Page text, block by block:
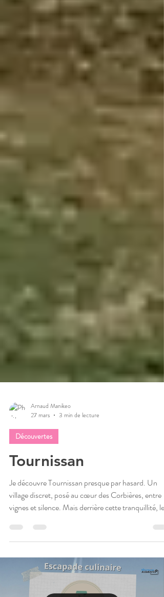
Arnaud Manikeo
27 mars
Découvertes
Tournissan
Je découvre Tournissan presque par hasard. Un
village discret, posé au cœur des Corbières, entre
l’été 2025. Un lieu simple, marqué… et
profondément vivant. 👉 La suite dans le carnet de
voyage.